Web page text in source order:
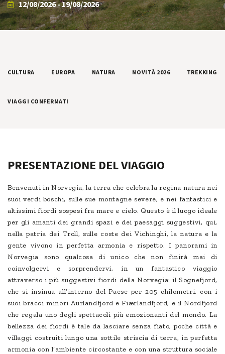
12/08/2026 - 19/08/2026
CULTURA EUROPA NATURA NOVITÀ 2026 TREKKING
VIAGGI CONFERMATI
PRESENTAZIONE DEL VIAGGIO
Benvenuti in Norvegia, la terra che celebra la regina natura nei
suoi verdi boschi, sulle sue montagne severe, e nei fantastici e
altissimi fiordi sospesi fra mare e cielo. Questo è il luogo ideale
per gli amanti dei grandi spazi e dei paesaggi suggestivi, qui,
nella patria dei Troll, sulle coste dei Vichinghi, la natura e la
gente vivono in perfetta armonia e rispetto. I panorami in
Norvegia sono qualcosa di unico che non finirà mai di
coinvolgervi e sorprendervi, in un fantastico viaggio
attraverso i più suggestivi fiordi della Norvegia: il Sognefjord,
che si insinua all’interno del Paese per 205 chilometri, con i
suoi bracci minori Aurlandfjord e Fiærlandfjord, e il Nordfjord
che regala uno degli spettacoli più emozionanti del mondo. La
bellezza dei fiordi è tale da lasciare senza fiato, poche città e
villaggi costruiti lungo una sottile striscia di terra, in perfetta
armonia con l’ambiente circostante e con una struttura sociale